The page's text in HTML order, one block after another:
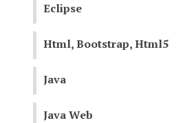
Eclipse
Html, Bootstrap, Html5
Java
Java Web